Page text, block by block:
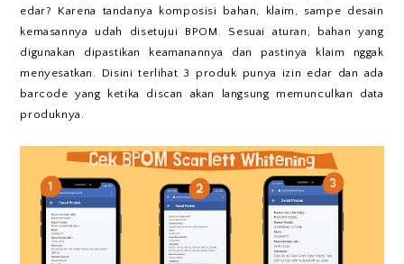
edar? Karena tandanya komposisi bahan, klaim, sampe desain
kemasannya udah disetujui BPOM. Sesuai aturan, bahan yang
digunakan dipastikan keamanannya dan pastinya klaim nggak
menyesatkan. Disini terlihat 3 produk punya izin edar dan ada
barcode yang ketika discan akan langsung memunculkan data
produknya.